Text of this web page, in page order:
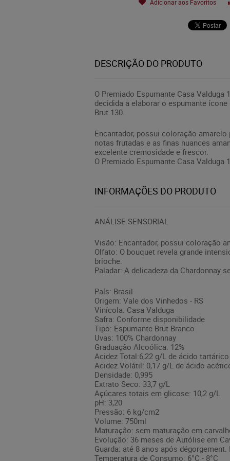
Adicionar aos Favoritos
DESCRIÇÃO DO PRODUTO
O Premiado Espumante Casa Valduga
decidida a elaborar o espumante
Brut 130.
Encantador, possui coloração
notas frutadas e as finas nuances
excelente cremosidade e frescor.
O Premiado Espumante Casa
INFORMAÇÕES DO PRODUTO
ANÁLISE SENSORIAL
Visão: Encantador, possui coloração
Olfato: O bouquet revela grande
brioche.
Paladar: A delicadeza da Chardonnay
País: Brasil
Origem: Vale dos Vinhedos - RS
Vinícola: Casa Valduga
Safra: Conforme disponibilidade
Tipo: Espumante Brut Branco
Uvas: 100% Chardonnay
Graduação Alcoólica: 12%
Acidez Total:6,22 g/L de ácido tartárico
Acidez Volátil: 0,17 g/L de ácido
Densidade: 0,995
Extrato Seco: 33,7 g/L
Açúcares totais em glicose: 10,2 g/L
pH: 3,20
Pressão: 6 kg/cm2
Volume: 750ml
Maturação: sem maturação em
Evolução: 36 meses de Autólise em
Guarda: até 8 anos após
Temperatura de Consumo: 6°C - 8°C